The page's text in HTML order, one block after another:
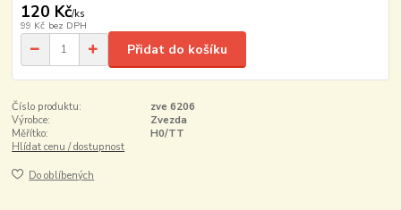
120 Kč/ks
99 Kč bez DPH
Přidat do košíku
Číslo produktu:
zve 6206
Výrobce:
Zvezda
Měřítko:
H0/TT
Hlídat cenu / dostupnost
Do oblíbených